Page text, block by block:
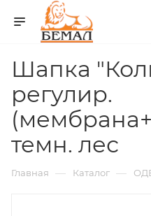
Шапка
регулир.
темн. лес
Главная — Каталог —